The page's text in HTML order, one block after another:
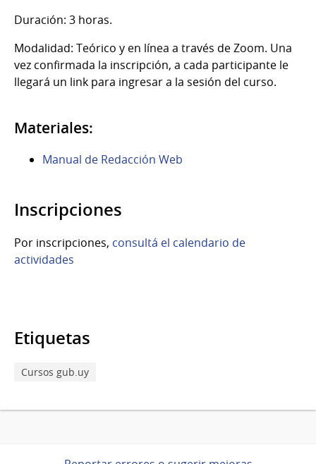
Duración: 3 horas.
Modalidad: Teórico y en línea a través de Zoom. Una
vez confirmada la inscripción, a cada participante le
llegará un link para ingresar a la sesión del curso.
Materiales:
Manual de Redacción Web
Inscripciones
Por inscripciones, consultá el calendario de
actividades
Etiquetas
Cursos gub.uy